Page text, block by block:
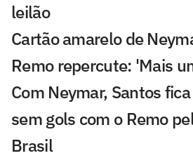
leilão
Cartão amarelo de
Remo repercute: 'Mais
Com Neymar, Santos
sem gols com o Remo
Brasil